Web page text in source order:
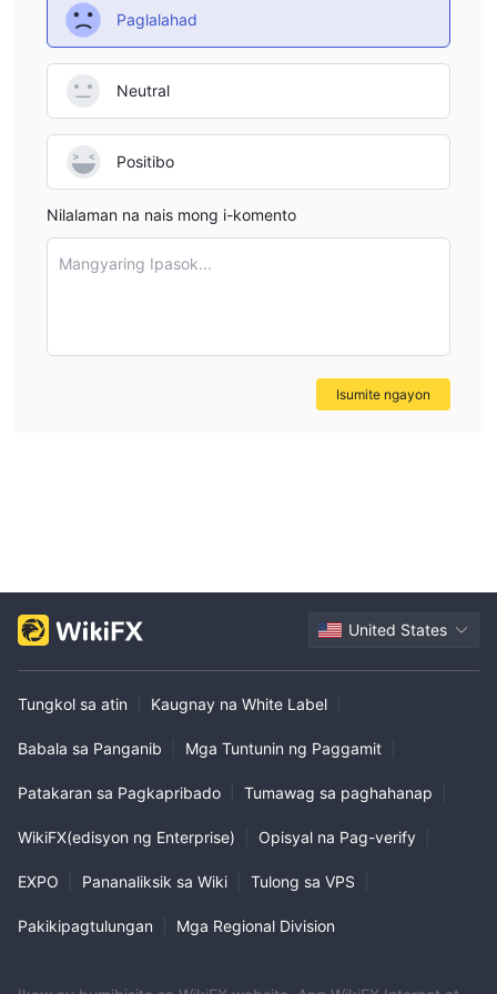
Plataforma ng Pagtitinda
Pagdedeposito at Pagwiwithdraw
Ang tanging paraan ng pagbabayad na ginagamit ng
Yobstocktrade ay ang mgacryptocurrencies. Ngunit hindi
pagproseso.
Paglalahad
Neutral
Positibo
Nilalaman na nais mong i-komento
Mangyaring Ipasok...
Isumite ngayon
United States
Tungkol sa atin Kaugnay na White Label
Babala sa Panganib Mga Tuntunin ng Paggamit
Patakaran sa Pagkapribado Tumawag sa paghahanap
WikiFX(edisyon ng Enterprise) Opisyal na Pag-verify
EXPO Pananaliksik sa Wiki Tulong sa VPS
Pakikipagtulungan Mga Regional Division